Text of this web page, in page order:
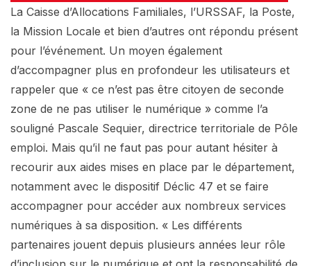
La Caisse d’Allocations Familiales, l’URSSAF, la Poste,
la Mission Locale et bien d’autres ont répondu présent
pour l’événement. Un moyen également
d’accompagner plus en profondeur les utilisateurs et
rappeler que « ce n’est pas être citoyen de seconde
zone de ne pas utiliser le numérique » comme l’a
souligné Pascale Sequier, directrice territoriale de Pôle
emploi. Mais qu’il ne faut pas pour autant hésiter à
recourir aux aides mises en place par le département,
notamment avec le dispositif Déclic 47 et se faire
accompagner pour accéder aux nombreux services
numériques à sa disposition. « Les différents
partenaires jouent depuis plusieurs années leur rôle